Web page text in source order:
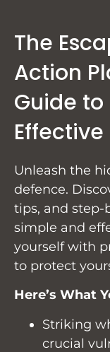
The
Action
Guide
Unleash the
defence.
tips, and
simple and
yourself with
to protect
Here’s What
Striking
crucial